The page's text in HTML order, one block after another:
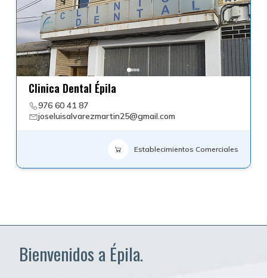
Clinica Dental Épila
976 60 41 87
joseluisalvarezmartin25@gmail.com
Establecimientos Comerciales
Bienvenidos a Épila.